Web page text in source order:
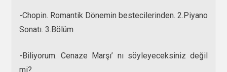
-Chopin. Romantik Dönemin bestecilerinden. 2.Piyano
Sonatı. 3.Bölüm
-Biliyorum. Cenaze Marşı’ nı söyleyeceksiniz değil
mi?